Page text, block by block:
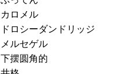
カロメル
ドロシーダンドリッジ
メルセゲル
下摆圆角的